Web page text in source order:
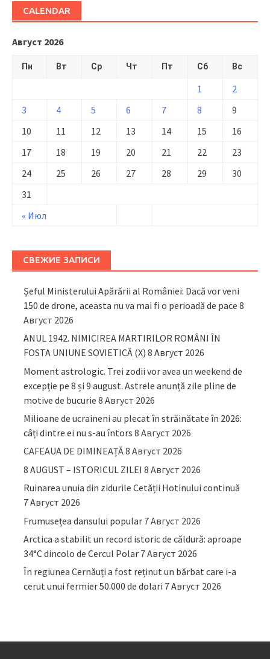
CALENDAR
Август 2026
Пн Вт Ср Чт Пт Сб Вс
« Июл
1
2
3
4 5 6 7 8
9
10
11 12 13 14 15
16
17
18 19 20 21 22
23
24
25 26 27 28 29
30
31
СВЕЖИЕ ЗАПИСИ
Șeful Ministerului Apărării al României: Dacă vor veni
150 de drone, aceasta nu va mai fi o perioadă de pace 8
Август 2026
ANUL 1942. NIMICIREA MARTIRILOR ROMÂNI ÎN
FOSTA UNIUNE SOVIETICĂ (X) 8 Август 2026
Moment astrologic. Trei zodii vor avea un weekend de
excepție pe 8 și 9 august. Astrele anunță zile pline de
motive de bucurie 8 Август 2026
Milioane de ucraineni au plecat în străinătate în 2026:
câți dintre ei nu s-au întors 8 Август 2026
CAFEAUA DE DIMINEAȚĂ8 Август 2026
8 AUGUST – ISTORICUL ZILEI 8 Август 2026
Ruinarea unuia din zidurile Cetății Hotinului continuă
7 Август 2026
Frumusețea dansului popular 7 Август 2026
Arctica a stabilit un record istoric de căldură: aproape
34°C dincolo de Cercul Polar 7 Август 2026
În regiunea Cernăuți a fost reținut un bărbat care i-a
cerut unui fermier 50.000 de dolari 7 Август 2026